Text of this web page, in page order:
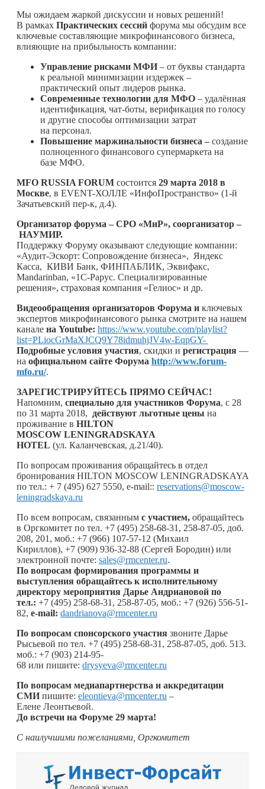
Мы ожидаем жаркой дискуссии и новых решений!
В рамках Практических сессий форума мы обсудим все
ключевые составляющие микрофинансового бизнеса,
влияющие на прибыльность компании:
Управление рисками МФИ – от буквы стандарта
к реальной минимизации издержек –
практический опыт лидеров рынка.
Современные технологии для МФО – удалённая
идентификация, чат-боты, верификация по голосу
и другие способы оптимизации затрат
на персонал.
Повышение маржинальности бизнеса – создание
полноценного финансового супермаркета на
базе МФО.
MFO RUSSIA FORUM состоится 29 марта 2018 в
Москве, в EVENT-ХОЛЛЕ «ИнфоПространство» (1-й
Зачатьевский пер-к, д.4).
Организатор форума – СРО «МиР», соорганизатор –
НАУМИР.
Поддержку Форуму оказывают следующие компании:
«Аудит-Эскорт: Сопровождение бизнеса», Яндекс
Касса, КИВИ Банк, ФИНПАБЛИК, Эквифакс,
Mandarinban, «1С-Рарус. Специализированные
решения», страховая компания «Гелиос» и др.
Видеообращения организаторов Форума и ключевых
экспертов микрофинансового рынка смотрите на нашем
канале на Youtube: https://www.youtube.com/playlist?
list=PLiocGrMaXJCQ9Y78idmuhjJV4w-EqpGY-
Подробные условия участия, скидки и регистрация —
на официальном сайте Форума http://www.forum-
mfo.ru/.
ЗАРЕГИСТРИРУЙТЕСЬ ПРЯМО СЕЙЧАС!
Напомним, специально для участников Форума, с 28
по 31 марта 2018, действуют льготные цены на
проживание в HILTON
MOSCOW LENINGRADSKAYA
HOTEL (ул. Каланчевская, д.21/40).
По вопросам проживания обращайтесь в отдел
бронирования HILTON MOSCOW LENINGRADSKAYA
по тел.: + 7 (495) 627 5550, e-mail:: reservations@moscow-
leningradskaya.ru
По всем вопросам, связанным с участием, обращайтесь
в Оргкомитет по тел. +7 (495) 258-68-31, 258-87-05, доб.
208, 201, моб.: +7 (966) 107-57-12 (Михаил
Кириллов), +7 (909) 936-32-88 (Сергей Бородин) или
электронной почте: sales@rmcenter.ru.
По вопросам формирования программы и
выступления обращайтесь к исполнительному
директору мероприятия Дарье Андриановой по
тел.: +7 (495) 258-68-31, 258-87-05, моб.: +7 (926) 556-51-
82, e-mail: dandrianova@rmcenter.ru
По вопросам спонсорского участия звоните Дарье
Рысьевой по тел. +7 (495) 258-68-31, 258-87-05, доб. 513.
моб.: +7 (903) 214-95-
68 или пишите: drysyeva@rmcenter.ru
По вопросам медиапартнерства и аккредитации
СМИ пишите: eleontieva@rmcenter.ru –
Елене Леонтьевой.
До встречи на Форуме 29 марта!
С наилучшими пожеланиями, Оргкомитет